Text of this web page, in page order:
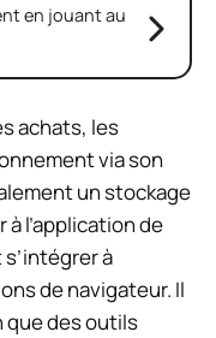
en jouant au
achats, les
via son
un stockage
à l’application de
à
de navigateur. Il
que des outils